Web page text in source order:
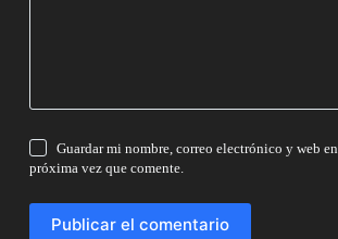
Guardar mi nombre, correo electrónico y web
próxima vez que comente.
Publicar el comentario